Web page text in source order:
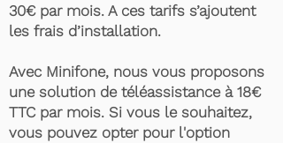
30€ par mois. A ces tarifs s’ajoutent
les frais d’installation.
Avec Minifone, nous vous proposons
une solution de téléassistance à 18€
TTC par mois. Si vous le souhaitez,
vous pouvez opter pour l'option